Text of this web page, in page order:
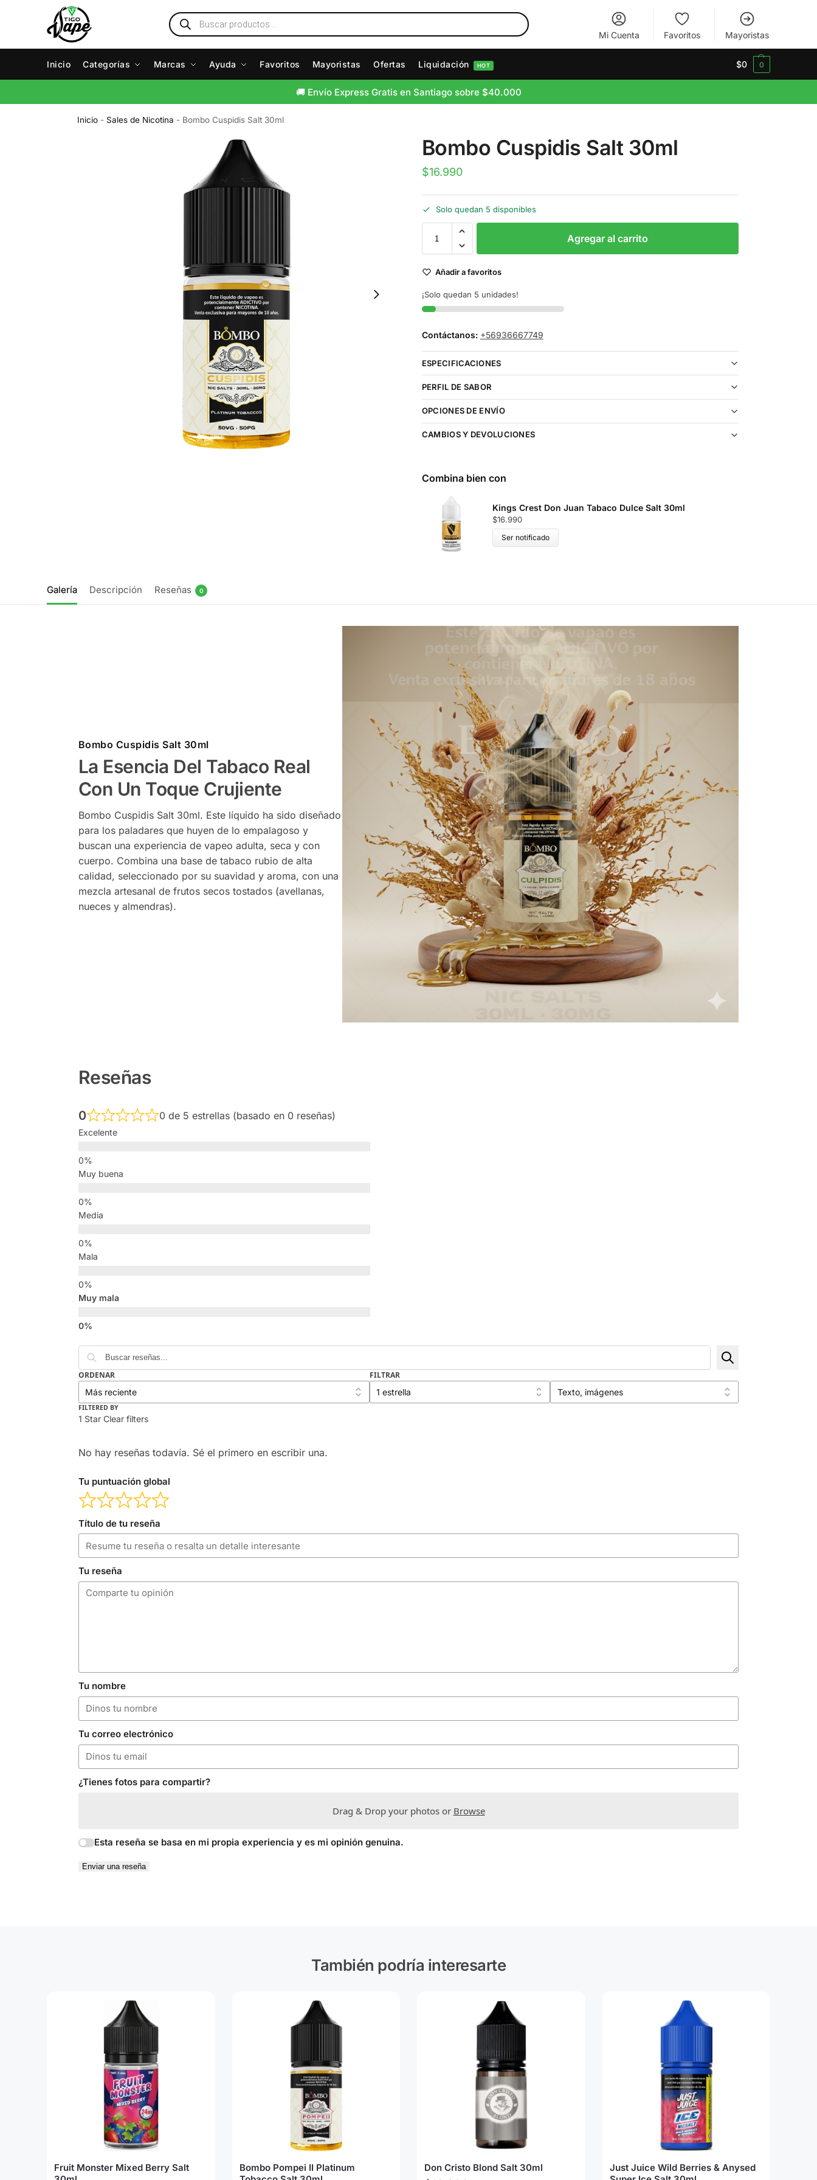
Mi Cuenta Favoritos Mayoristas
Inicio Categorías Marcas Ayuda Favoritos Mayoristas Ofertas Liquidación HOT $0 0
🚚 Envío Express Gratis en Santiago sobre $40.000
🚛 Envío Gratis a Regiones sobre $80.000
Inicio -Sales de Nicotina - Bombo Cuspidis Salt 30ml
Bombo Cuspidis Salt 30ml
$16.990
Solo quedan 5 disponibles
Agregar al carrito
Añadir a favoritos
¡Solo quedan 5 unidades!
Contáctanos: +56936667749
ESPECIFICACIONES
PERFIL DE SABOR
OPCIONES DE ENVÍO
CAMBIOS Y DEVOLUCIONES
Combina bien con
Kings Crest Don Juan Tabaco Dulce Salt 30ml
$16.990
Ser notificado
Galería Descripción Reseñas 0
Bombo Cuspidis Salt 30ml
La Esencia Del Tabaco Real
Con Un Toque Crujiente
Bombo Cuspidis Salt 30ml. Este líquido ha sido diseñado
para los paladares que huyen de lo empalagoso y
buscan una experiencia de vapeo adulta, seca y con
cuerpo. Combina una base de tabaco rubio de alta
calidad, seleccionado por su suavidad y aroma, con una
mezcla artesanal de frutos secos tostados (avellanas,
nueces y almendras).
Reseñas
0 0 de 5 estrellas (basado en 0 reseñas)
Excelente
Muy buena
Media
Mala
Muy mala
ORDENAR FILTRAR
FILTERED BY
1 Star Clear filters
No hay reseñas todavía. Sé el primero en escribir una.
Tu puntuación global
Título de tu reseña
Tu reseña
Tu nombre
Tu correo electrónico
¿Tienes fotos para compartir?
Drag & Drop your photos or Browse
Esta reseña se basa en mi propia experiencia y es mi opinión genuina.
Enviar una reseña
También podría interesarte
Fruit Monster Mixed Berry Salt
Bombo Pompei II Platinum
Don Cristo Blond Salt 30ml
Just Juice Wild Berries & Anysed